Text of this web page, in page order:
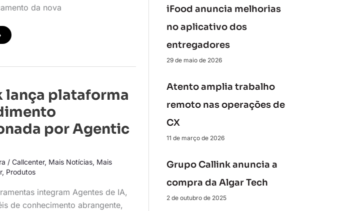
da nova
lança plataforma
por Agentic
/ Callcenter, Mais Notícias, Mais
, Produtos
integram Agentes de IA,
de conhecimento abrangente,
iFood anuncia melhorias
no aplicativo dos
entregadores
29 de maio de 2026
Atento amplia trabalho
remoto nas operações de
CX
11 de março de 2026
Grupo Callink anuncia a
compra da Algar Tech
2 de outubro de 2025